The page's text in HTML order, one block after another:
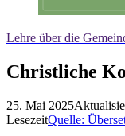
Lehre über die
Christliche
25. Mai 2025
LesezeitQuelle: